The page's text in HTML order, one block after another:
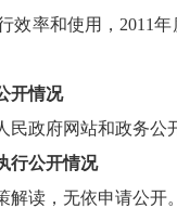
率和使用，2011
开情况
政府网站和政务公
行公开情况
读，无依申请公开。